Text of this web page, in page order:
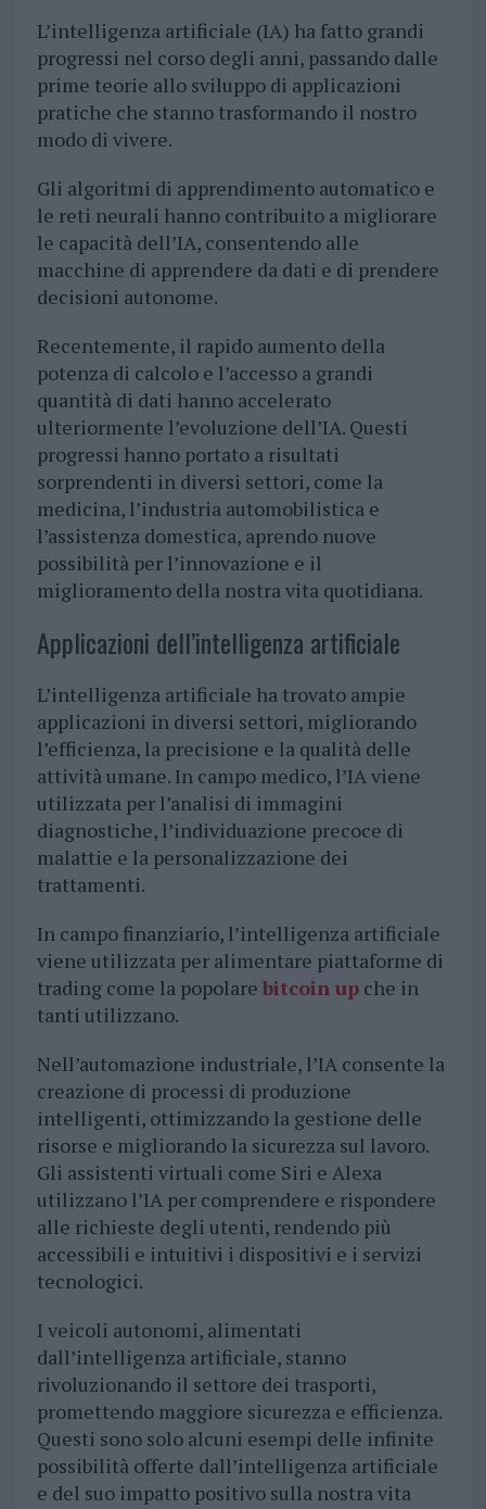
L’intelligenza artificiale (IA) ha fatto grandi
progressi nel corso degli anni, passando dalle
prime teorie allo sviluppo di applicazioni
pratiche che stanno trasformando il nostro
modo di vivere.
Gli algoritmi di apprendimento automatico e
le reti neurali hanno contribuito a migliorare
le capacità dell’IA, consentendo alle
macchine di apprendere da dati e di prendere
decisioni autonome.
Recentemente, il rapido aumento della
potenza di calcolo e l’accesso a grandi
quantità di dati hanno accelerato
ulteriormente l’evoluzione dell’IA. Questi
progressi hanno portato a risultati
sorprendenti in diversi settori, come la
medicina, l’industria automobilistica e
l’assistenza domestica, aprendo nuove
possibilità per l’innovazione e il
miglioramento della nostra vita quotidiana.
Applicazioni dell’intelligenza artificiale
L’intelligenza artificiale ha trovato ampie
applicazioni in diversi settori, migliorando
l’efficienza, la precisione e la qualità delle
attività umane. In campo medico, l’IA viene
utilizzata per l’analisi di immagini
diagnostiche, l’individuazione precoce di
malattie e la personalizzazione dei
trattamenti.
In campo finanziario, l’intelligenza artificiale
viene utilizzata per alimentare piattaforme di
trading come la popolare bitcoin upche in
tanti utilizzano.
Nell’automazione industriale, l’IA consente la
creazione di processi di produzione
intelligenti, ottimizzando la gestione delle
risorse e migliorando la sicurezza sul lavoro.
Gli assistenti virtuali come Siri e Alexa
utilizzano l’IA per comprendere e rispondere
alle richieste degli utenti, rendendo più
accessibili e intuitivi i dispositivi e i servizi
tecnologici.
I veicoli autonomi, alimentati
dall’intelligenza artificiale, stanno
rivoluzionando il settore dei trasporti,
promettendo maggiore sicurezza e efficienza.
Questi sono solo alcuni esempi delle infinite
possibilità offerte dall’intelligenza artificiale
e del suo impatto positivo sulla nostra vita